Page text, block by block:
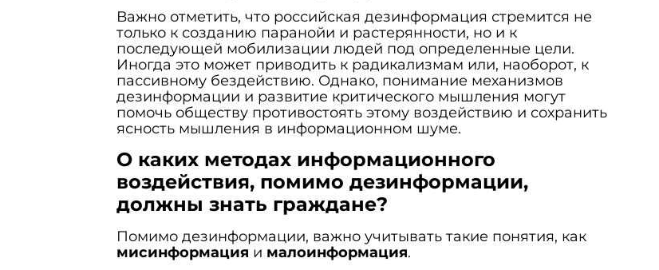
Важно отметить, что российская дезинформация стремится не
только к созданию паранойи и растерянности, но и к
последующей мобилизации людей под определенные цели.
Иногда это может приводить к радикализмам или, наоборот, к
пассивному бездействию. Однако, понимание механизмов
дезинформации и развитие критического мышления могут
помочь обществу противостоять этому воздействию и сохранить
ясность мышления в информационном шуме.
О каких методах информационного
воздействия, помимо дезинформации,
должны знать граждане?
Помимо дезинформации, важно учитывать такие понятия, как
мисинформация и малоинформация.